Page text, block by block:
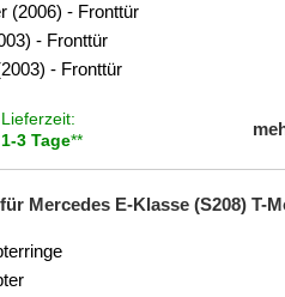
(2006) - Fronttür
- Fronttür
- Fronttür
Lieferzeit:
1-3 Tage**
Mercedes E-Klasse (S208) T-